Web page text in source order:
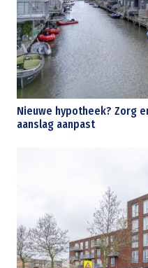
Nieuwe hypotheek? Zorg
aanslag aanpast